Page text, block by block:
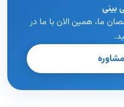
بینی
ما، همین الان با ما در